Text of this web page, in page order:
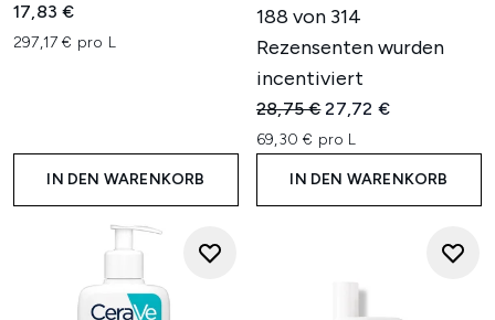
17,83 €
297,17 € pro L
IN DEN WARENKORB
188 von 314
Rezensenten wurden
incentiviert
Unverbindliche
28,75 €Aktueller Preis:
27,72 €
69,30 € pro L
IN DEN WARENKORB